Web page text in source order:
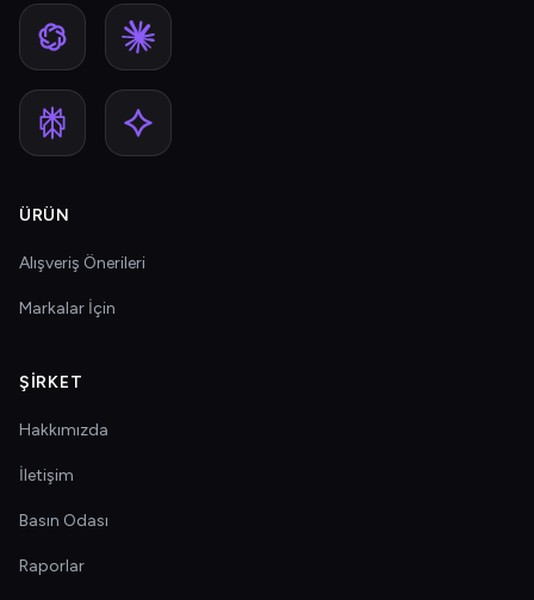
ÜRÜN
Alışveriş Önerileri
Markalar İçin
ŞIRKET
Hakkımızda
İletişim
Basın Odası
Raporlar